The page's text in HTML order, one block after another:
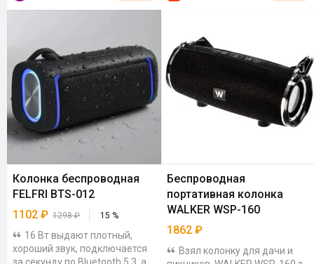
Колонка беспроводная
FELFRI BTS-012
1102 ₽ 1298₽ 15 %
16 Вт выдают плотный,
хороший звук, подключается
Беспроводная
портативная колонка
WALKER WSP-160
1862 ₽
Взял колонку для дачи и